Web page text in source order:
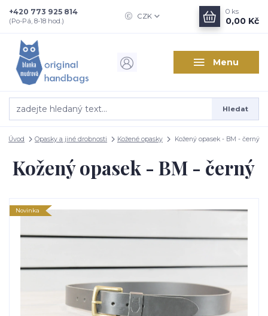
Menu
CZK
Hledat
+420 773 925 814
(Po-Pá, 8-18 hod.)
0 ks
0,00 Kč
Úvod Opasky a jiné drobnosti Kožené opasky Kožený opasek - BM - černý
Kožený opasek - BM - černý
Novinka